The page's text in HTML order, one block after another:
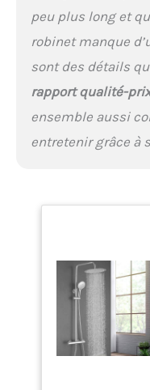
peu plus long et
robinet manque
sont des détails
rapport qualité-
ensemble aussi
entretenir grâce à